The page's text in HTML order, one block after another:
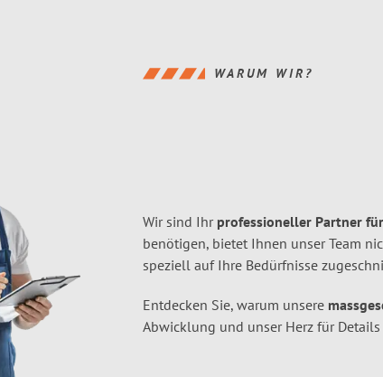
WARUM WIR?
Wir sind Ihr professioneller Partner
benötigen, bietet Ihnen unser Team
speziell auf Ihre Bedürfnisse
Entdecken Sie, warum unsere
Abwicklung und unser Herz für